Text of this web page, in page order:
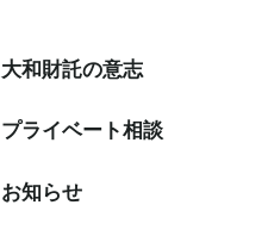
大和財託の意志
プライベート相談
お知らせ